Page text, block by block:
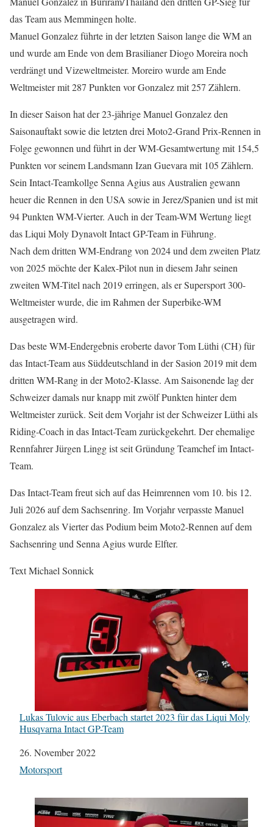
das Team aus Memmingen holte.
Manuel Gonzalez führte in der letzten Saison lange die WM an
und wurde am Ende von dem Brasilianer Diogo Moreira noch
verdrängt und Vizeweltmeister. Moreiro wurde am Ende
Weltmeister mit 287 Punkten vor Gonzalez mit 257 Zählern.
In dieser Saison hat der 23-jährige Manuel Gonzalez den
Saisonauftakt sowie die letzten drei Moto2-Grand Prix-Rennen in
Folge gewonnen und führt in der WM-Gesamtwertung mit 154,5
Punkten vor seinem Landsmann Izan Guevara mit 105 Zählern.
Sein Intact-Teamkollge Senna Agius aus Australien gewann
heuer die Rennen in den USA sowie in Jerez/Spanien und ist mit
94 Punkten WM-Vierter. Auch in der Team-WM Wertung liegt
das Liqui Moly Dynavolt Intact GP-Team in Führung.
Nach dem dritten WM-Endrang von 2024 und dem zweiten Platz
von 2025 möchte der Kalex-Pilot nun in diesem Jahr seinen
zweiten WM-Titel nach 2019 erringen, als er Supersport 300-
Weltmeister wurde, die im Rahmen der Superbike-WM
ausgetragen wird.
Das beste WM-Endergebnis eroberte davor Tom Lüthi (CH) für
das Intact-Team aus Süddeutschland in der Sasion 2019 mit dem
dritten WM-Rang in der Moto2-Klasse. Am Saisonende lag der
Schweizer damals nur knapp mit zwölf Punkten hinter dem
Weltmeister zurück. Seit dem Vorjahr ist der Schweizer Lüthi als
Riding-Coach in das Intact-Team zurückgekehrt. Der ehemalige
Rennfahrer Jürgen Lingg ist seit Gründung Teamchef im Intact-
Team.
Das Intact-Team freut sich auf das Heimrennen vom 10. bis 12.
Juli 2026 auf dem Sachsenring. Im Vorjahr verpasste Manuel
Gonzalez als Vierter das Podium beim Moto2-Rennen auf dem
Sachsenring und Senna Agius wurde Elfter.
Text Michael Sonnick
Lukas Tulovic aus Eberbach startet 2023 für das Liqui Moly
Husqvarna Intact GP-Team
Datum
26. November 2022
In Bezug auf
Motorsport